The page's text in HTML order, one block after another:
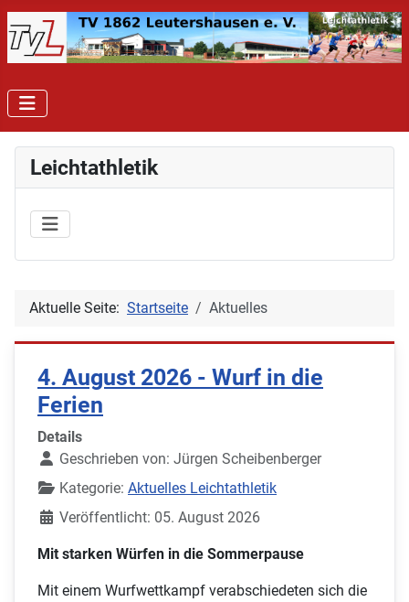
Leichtathletik
Aktuelle Seite: Startseite Aktuelles
4. August 2026 - Wurf in die
Ferien
Details
Geschrieben von: Jürgen Scheibenberger
Kategorie: Aktuelles Leichtathletik
Veröffentlicht: 05. August 2026
Mit starken Würfen in die Sommerpause
Mit einem Wurfwettkampf verabschiedeten sich die